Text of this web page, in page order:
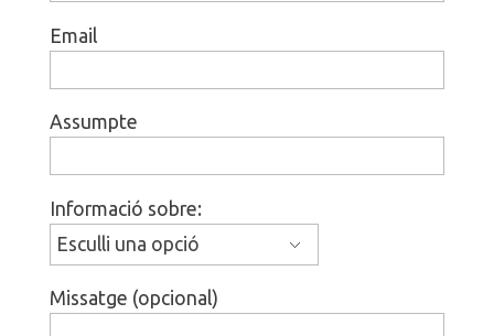
Email
Assumpte
Informació sobre:
Missatge (opcional)